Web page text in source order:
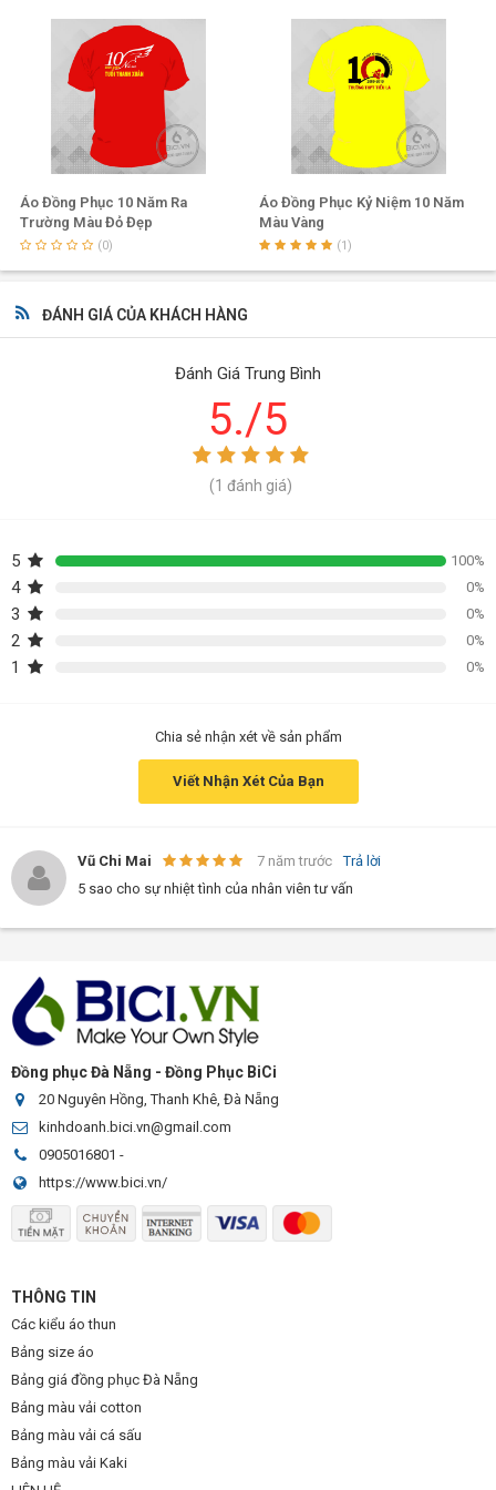
Chất liệu của chiếc áo đồng phục 10 năm ra
trường
Trong ngày kỷ niệm 10 năm ra trường chắc hẳn bạn sẽ được
tham gia các hoạt động tập thể hết sức náo nhiệt. Một chiếc
hút mồ hôi tốt, khô thoáng sẽ mang đến cho bạn một ngày
hoạt động tuyệt vời.
Áo Đồng Phục 10 Năm Ra
Trường Màu Đỏ Đẹp
(0)
Áo Đồng Phục Kỷ Niệm 10 Năm
Màu Vàng
(1)
ĐÁNH GIÁ CỦA KHÁCH HÀNG
Đánh Giá Trung Bình
5./5
(1 đánh giá)
5 100%
4 0%
3 0%
2 0%
1 0%
Chia sẻ nhận xét về sản phẩm
Viết Nhận Xét Của Bạn
Vũ Chi Mai 7 năm trước
Trả lời
5 sao cho sự nhiệt tình của nhân viên tư vấn
Đồng phục Đà Nẵng - Đồng Phục BiCi
20 Nguyên Hồng, Thanh Khê, Đà Nẵng
kinhdoanh.bici.vn@gmail.com
0905016801 -
https://www.bici.vn/
THÔNG TIN
Các kiểu áo thun
Bảng size áo
Bảng giá đồng phục Đà Nẵng
Bảng màu vải cotton
Bảng màu vải cá sấu
Bảng màu vải Kaki